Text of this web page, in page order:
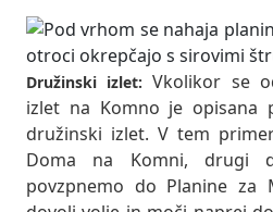
Družinski izlet: Vkolikor se
izlet na Komno je
družinski izlet. V tem
Doma na Komni,
povzpnemo do Planine za